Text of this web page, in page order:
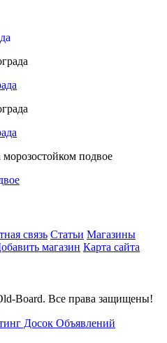
связь Статьи Магазины
магазин Карта сайта
Board. Все права защищены!